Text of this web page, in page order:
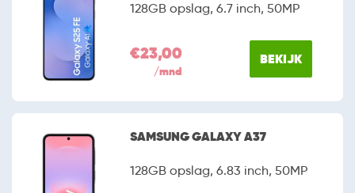
128GB opslag, 6.7 inch, 50MP
€23,00
/mnd
BEKIJK
SAMSUNG GALAXY A37
128GB opslag, 6.83 inch, 50MP